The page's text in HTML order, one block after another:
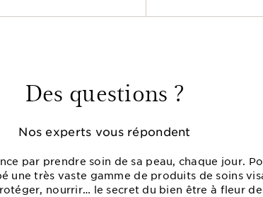
Des questions ?
Nos experts vous répondent
par prendre soin de sa peau, chaque jour.
une très vaste gamme de produits de soins
nourrir… le secret du bien être à fleur de